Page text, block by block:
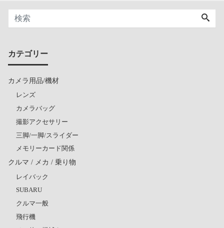
カテゴリー
カメラ用品/機材
レンズ
カメラバッグ
撮影アクセサリー
三脚/一脚/スライダー
メモリーカード関係
クルマ / メカ / 乗り物
レイバック
SUBARU
クルマ一般
飛行機